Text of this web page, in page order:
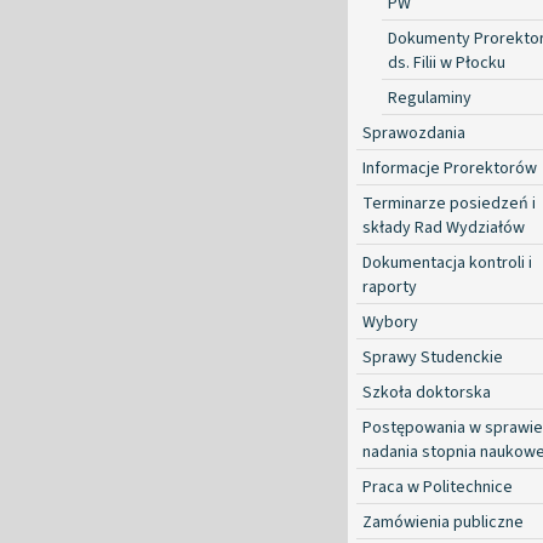
Dokumenty
ds. Filii w Płocku
Regulaminy
Sprawozdania
Informacje Prorektorów
Terminarze posiedzeń i
składy Rad Wydziałów
Dokumentacja kontroli i
raporty
Wybory
Sprawy Studenckie
Szkoła doktorska
Postępowania w sprawie
nadania stopnia
Praca w Politechnice
Zamówienia publiczne